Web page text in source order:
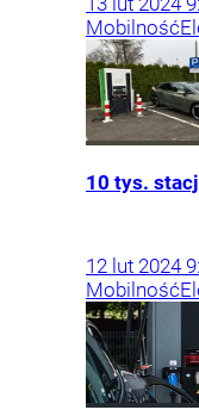
Mobilność
10 tys.
12 lut 2024
Mobilność